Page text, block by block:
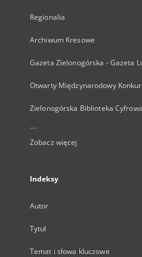
Regionalia
Archiwum Kresowe
Gazeta Zielonogórska - Gazeta
Otwarty Międzynarodowy
Zielonogórska Biblioteka
...
Zobacz więcej
Indeksy
Autor
Tytuł
Temat i słowa kluczowe